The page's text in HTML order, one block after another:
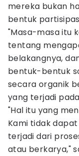
mereka bukan
bentuk
"Masa-masa itu
tentang
belakangnya,
bentuk-bentuk
secara organik
yang terjadi
"Hal itu yang
Kami tidak
terjadi dari
atau berkarya,"